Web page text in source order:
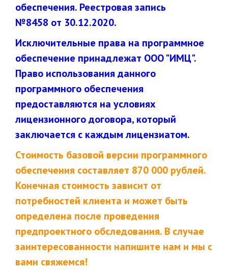
обеспечения. Реестровая запись
№8458 от 30.12.2020.
Исключительные права на программное
обеспечение принадлежат ООО "ИМЦ".
Право использования данного
программного обеспечения
предоставляются на условиях
лицензионного договора, который
заключается с каждым лицензиатом.
Стоимость базовой версии программного
обеспечения составляет 870 000 рублей.
Конечная стоимость зависит от
потребностей клиента и может быть
определена после проведения
предпроектного обследования. В случае
заинтересованности напишите нам и мы с
вами свяжемся!